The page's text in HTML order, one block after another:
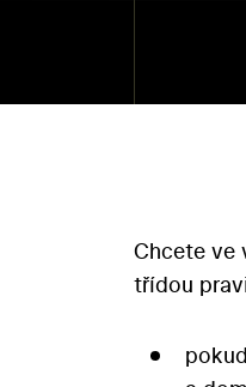
Chcete ve
třídou